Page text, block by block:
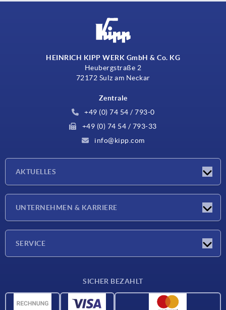
HEINRICH KIPP WERK GmbH & Co. KG
Heubergstraße 2
72172 Sulz am Neckar
Zentrale
+49 (0) 74 54 / 793-0
+49 (0) 74 54 / 793-33
info@kipp.com
AKTUELLES
Presseberichte
UNTERNEHMEN & KARRIERE
SERVICE
Werkstoffübersicht
SICHER BEZAHLT